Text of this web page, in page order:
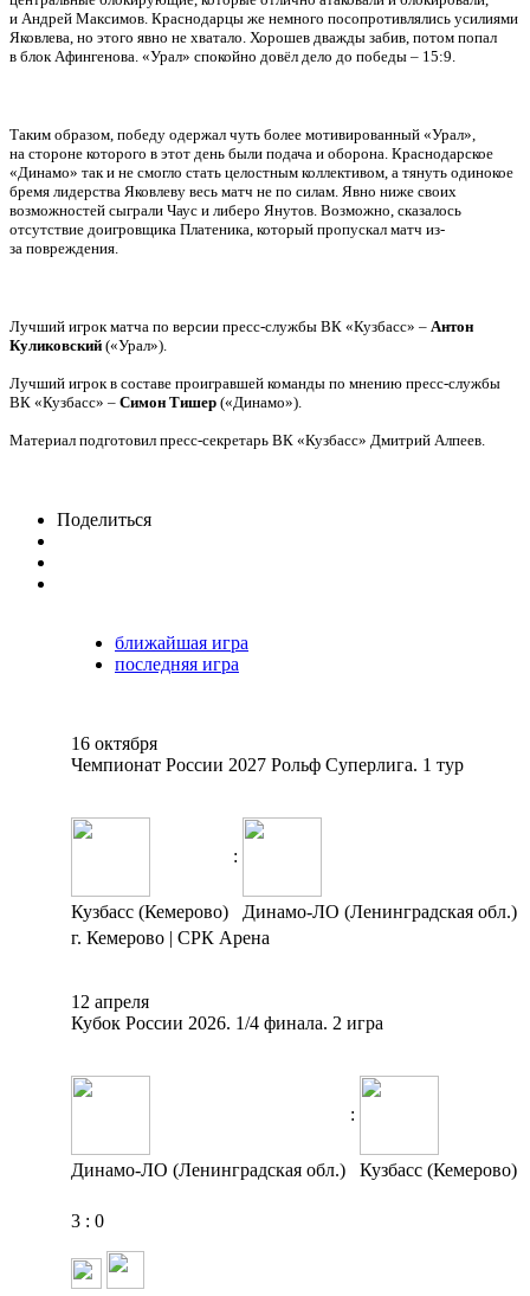
и Андрей Максимов. Краснодарцы же немного посопротивлялись усилиями
Яковлева, но этого явно не хватало. Хорошев дважды забив, потом попал
в блок Афингенова. «Урал» спокойно довёл дело до победы – 15:9.
Таким образом, победу одержал чуть более мотивированный «Урал»,
на стороне которого в этот день были подача и оборона. Краснодарское
«Динамо» так и не смогло стать целостным коллективом, а тянуть одинокое
бремя лидерства Яковлеву весь матч не по силам. Явно ниже своих
возможностей сыграли Чаус и либеро Янутов. Возможно, сказалось
отсутствие доигровщика Платеника, который пропускал матч из-
за повреждения.
Лучший игрок матча по версии пресс-службы ВК «Кузбасс» – Антон
Куликовский («Урал»).
Лучший игрок в составе проигравшей команды по мнению пресс-службы
ВК «Кузбасс» – Симон Тишер («Динамо»).
Материал подготовил пресс-секретарь ВК «Кузбасс» Дмитрий Алпеев.
Поделиться
ближайшая игра
последняя игра
16 октября
Чемпионат России 2027 Рольф Суперлига. 1 тур
:
Кузбасс (Кемерово)
Динамо-ЛО (Ленинградская обл.)
г. Кемерово | СРК Арена
12 апреля
Кубок России 2026. 1/4 финала. 2 игра
:
Динамо-ЛО (Ленинградская обл.) Кузбасс (Кемерово)
3 : 0